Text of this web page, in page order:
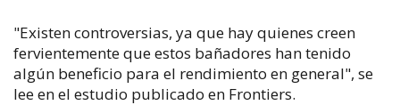
"Existen controversias, ya que hay quienes creen
fervientemente que estos bañadores han tenido
algún beneficio para el rendimiento en general", se
lee en el estudio publicado en Frontiers.